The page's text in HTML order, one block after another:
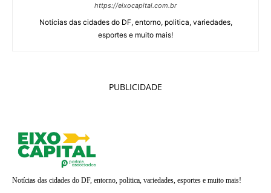
https://eixocapital.com.br
Notícias das cidades do DF, entorno, politica, variedades,
esportes e muito mais!
PUBLICIDADE
Notícias das cidades do DF, entorno, politica, variedades, esportes e muito mais!